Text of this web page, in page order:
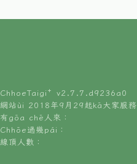
ChhoeTaigi⁺ v2.7.7.d9236a0
網站ùi 2018年9月29起kā大家服務
有gōa chē人來：
Chhōe過幾pái：
線頂人數：